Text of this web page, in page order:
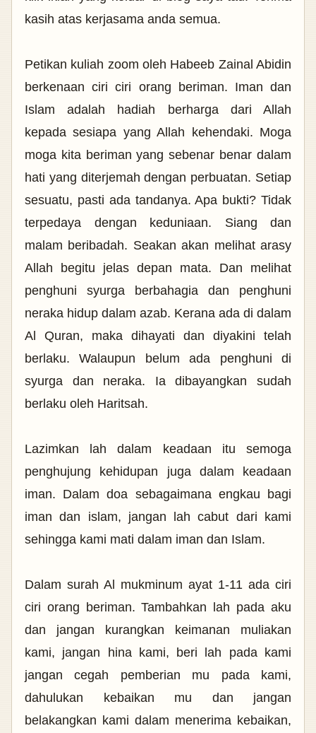
kasih atas kerjasama anda semua.
Petikan kuliah zoom oleh Habeeb Zainal Abidin
berkenaan ciri ciri orang beriman. Iman dan
Islam adalah hadiah berharga dari Allah
kepada sesiapa yang Allah kehendaki. Moga
moga kita beriman yang sebenar benar dalam
hati yang diterjemah dengan perbuatan. Setiap
sesuatu, pasti ada tandanya. Apa bukti? Tidak
terpedaya dengan keduniaan. Siang dan
malam beribadah. Seakan akan melihat arasy
Allah begitu jelas depan mata. Dan melihat
penghuni syurga berbahagia dan penghuni
neraka hidup dalam azab. Kerana ada di dalam
Al Quran, maka dihayati dan diyakini telah
berlaku. Walaupun belum ada penghuni di
syurga dan neraka. Ia dibayangkan sudah
berlaku oleh Haritsah.
Lazimkan lah dalam keadaan itu semoga
penghujung kehidupan juga dalam keadaan
iman. Dalam doa sebagaimana engkau bagi
iman dan islam, jangan lah cabut dari kami
sehingga kami mati dalam iman dan Islam.
Dalam surah Al mukminum ayat 1-11 ada ciri
ciri orang beriman. Tambahkan lah pada aku
dan jangan kurangkan keimanan muliakan
kami, jangan hina kami, beri lah pada kami
jangan cegah pemberian mu pada kami,
dahulukan kebaikan mu dan jangan
belakangkan kami dalam menerima kebaikan,